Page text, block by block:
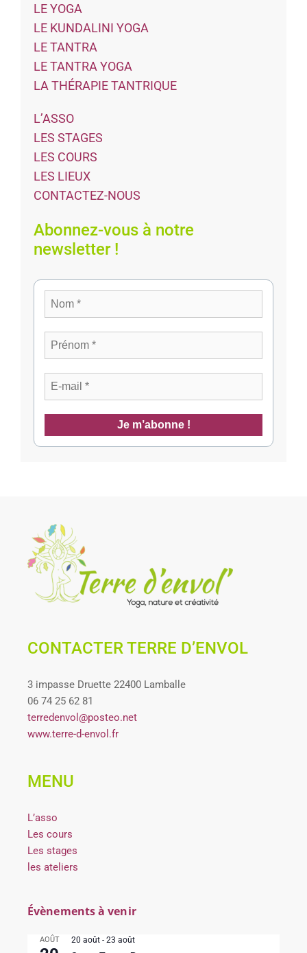
LE YOGA
LE KUNDALINI YOGA
LE TANTRA
LE TANTRA YOGA
LA THÉRAPIE TANTRIQUE
L’ASSO
LES STAGES
LES COURS
LES LIEUX
CONTACTEZ-NOUS
Abonnez-vous à notre
newsletter !
CONTACTER TERRE D’ENVOL
3 impasse Druette 22400 Lamballe
06 74 25 62 81
terredenvol@posteo.net
www.terre-d-envol.fr
MENU
L’asso
Les cours
Les stages
les ateliers
Évènements à venir
AOÛT 20 août - 23 août